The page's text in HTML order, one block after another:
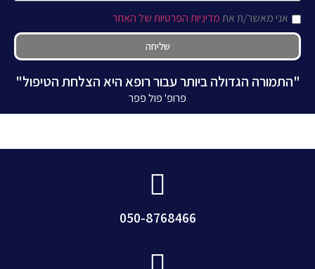
אני מאשר/ת אתמדיניות הפרטיות של האתר
שליחה
"התמורה הגדולה ביותר עבור רופא היא הצלחת הטיפול"
פרופ' פול פפר
050-8768466